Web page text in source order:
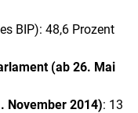
BIP): 48,6 Prozent
(ab 26. Mai
November 2014): 13